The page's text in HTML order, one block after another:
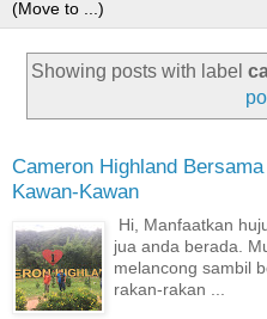
Showing posts with label
Cameron Highland Bersama
Kawan-Kawan
Hi, Manfaatkan
jua anda berada.
melancong sambil
rakan-rakan ...